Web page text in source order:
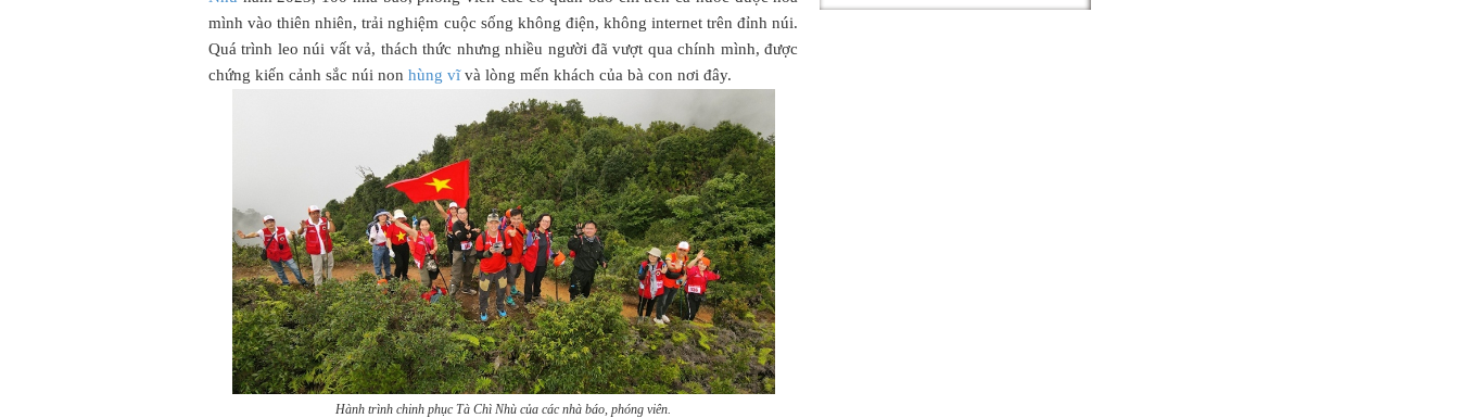
mình vào thiên nhiên, trải nghiệm cuộc sống không điện, không internet trên đỉnh núi.
Quá trình leo núi vất vả, thách thức nhưng nhiều người đã vượt qua chính mình, được
chứng kiến cảnh sắc núi non hùng vĩvà lòng mến khách của bà con nơi đây.
Hành trình chinh phục Tà Chì Nhù của các nhà báo, phóng viên.